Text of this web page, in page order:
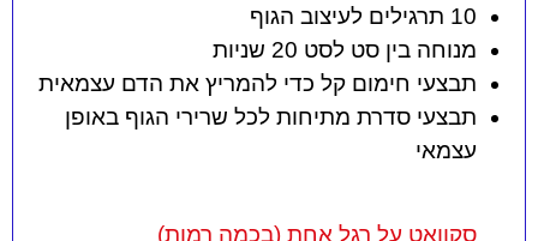
10 תרגילים לעיצוב הגוף
מנוחה בין סט לסט 20 שניות
תבצעי חימום קל כדי להמריץ את הדם עצמאית
תבצעי סדרת מתיחות לכל שרירי הגוף באופן
עצמאי
סקוואט על רגל אחת (בכמה רמות)